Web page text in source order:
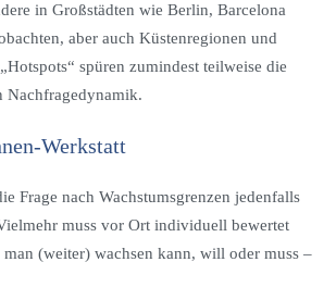
in Großstädten wie Berlin, Barcelona
aber auch Küstenregionen und
spüren zumindest teilweise die
Nachfragedynamik.
Werkstatt
Frage nach Wachstumsgrenzen jedenfalls
muss vor Ort individuell bewertet
(weiter) wachsen kann, will oder muss –